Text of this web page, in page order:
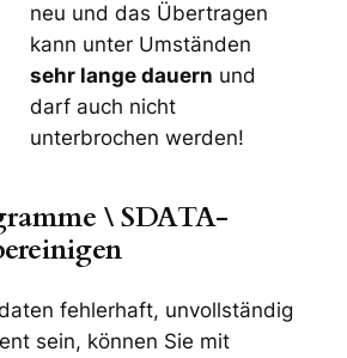
neu und das Übertragen
kann unter Umständen
sehr lange dauern und
darf auch nicht
unterbrochen werden!
\SDATA-
fehlerhaft, unvollständig
sein, können Sie mit